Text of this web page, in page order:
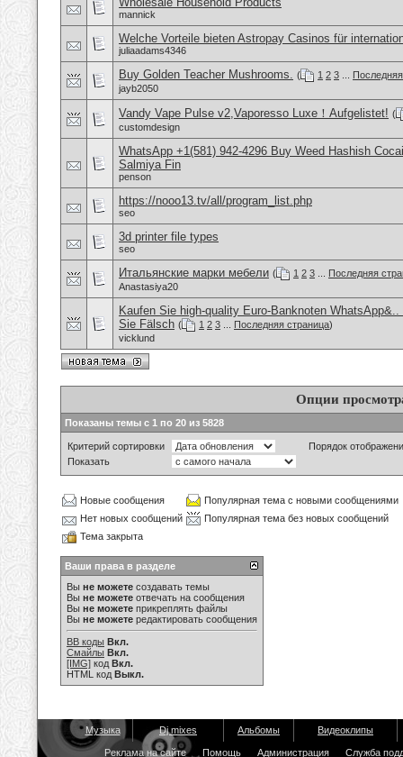
mannick
Welche Vorteile bieten Astropay Casinos für
juliaadams4346
Buy Golden Teacher Mushrooms. ( 1 2 3
jayb2050
Vandy Vape Pulse v2,Vaporesso Luxe！Aufgelistet! (
customdesign
WhatsApp +1(581) 942-4296 Buy Weed Hashish
Salmiya Fin
penson
https://nooo13.tv/all/program_list.php
seo
3d printer file types
seo
Итальянские марки мебели ( 1 2 3
Последняя
Anastasiya20
Kaufen Sie high-quality Euro-Banknoten
Sie Fälsch ( 1 2 3 Последняя страница)
vicklund
Опции
Показаны темы с 1 по 20 из 5828
Критерий сортировки
Порядок
Показать
Новые сообщения
Популярная тема с новыми сообщениями
Нет новых сообщений
Популярная тема без новых сообщений
Тема закрыта
Ваши права в разделе
Вы не можете создавать темы
Вы не можете отвечать на сообщения
Вы не можете прикреплять файлы
Вы не можете редактировать сообщения
BB коды Вкл.
Смайлы Вкл.
[IMG] код Вкл.
HTML код Выкл.
Музыка Dj mixes Альбомы Видеоклипы
Реклама на сайте Помощь Администрация Служба